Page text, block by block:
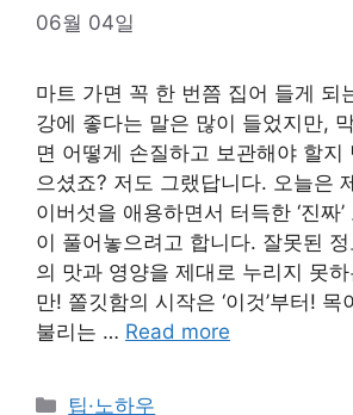
06월 04일
마트 가면 꼭 한 번쯤 집어 들게 되
강에 좋다는 말은 많이 들었지만,
면 어떻게 손질하고 보관해야 할지
으셨죠? 저도 그랬답니다. 오늘은
이버섯을 애용하면서 터득한 ‘진짜
이 풀어놓으려고 합니다. 잘못된
의 맛과 영양을 제대로 누리지 못
만! 쫄깃함의 시작은 ‘이것’부터! 목
불리는 … Read more
Categories
팁·노하우